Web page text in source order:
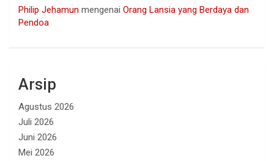
Philip Jehamun mengenai Orang Lansia yang Berdaya dan
Pendoa
Arsip
Agustus 2026
Juli 2026
Juni 2026
Mei 2026